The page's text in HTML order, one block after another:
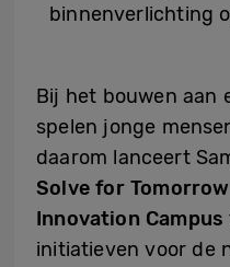
binnenverlichting
Bij het bouwen aan
spelen jonge
daarom lanceert
Solve for Tomorrow
Innovation Campus
initiatieven voor de